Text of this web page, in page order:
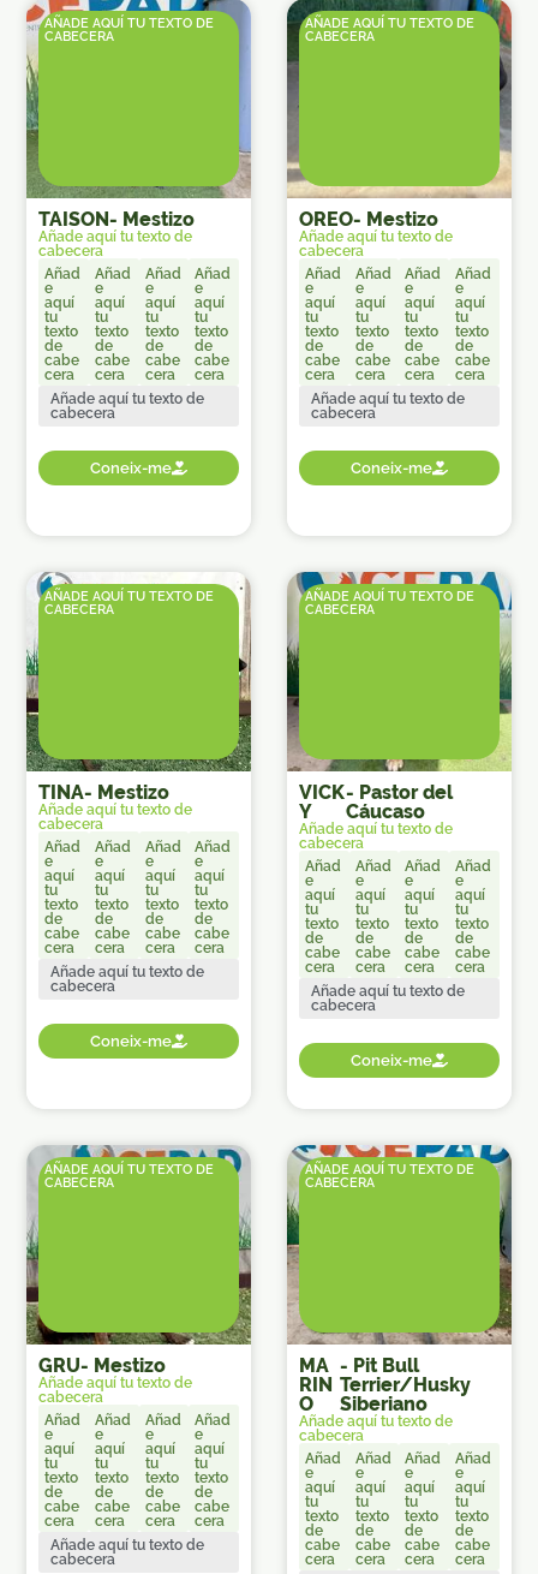
AÑADE AQUÍ TU TEXTO DE
CABECERA
TAISON- Mestizo
Añade aquí tu texto de
cabecera
Añad
e
aquí
tu
texto
de
cabe
cera
Añad
e
aquí
tu
texto
de
cabe
cera
Añad
e
aquí
tu
texto
de
cabe
cera
Añad
e
aquí
tu
texto
de
cabe
cera
Añade aquí tu texto de
cabecera
Coneix-me
AÑADE AQUÍ TU TEXTO DE
CABECERA
OREO- Mestizo
Añade aquí tu texto de
cabecera
Añad
e
aquí
tu
texto
de
cabe
cera
Añad
e
aquí
tu
texto
de
cabe
cera
Añad
e
aquí
tu
texto
de
cabe
cera
Añad
e
aquí
tu
texto
de
cabe
cera
Añade aquí tu texto de
cabecera
Coneix-me
AÑADE AQUÍ TU TEXTO DE
CABECERA
TINA- Mestizo
Añade aquí tu texto de
cabecera
Añad
e
aquí
tu
texto
de
cabe
cera
Añad
e
aquí
tu
texto
de
cabe
cera
Añad
e
aquí
tu
texto
de
cabe
cera
Añad
e
aquí
tu
texto
de
cabe
cera
Añade aquí tu texto de
cabecera
Coneix-me
AÑADE AQUÍ TU TEXTO DE
CABECERA
VICK
Y
- Pastor del
Cáucaso
Añade aquí tu texto de
cabecera
Añad
e
aquí
tu
texto
de
cabe
cera
Añad
e
aquí
tu
texto
de
cabe
cera
Añad
e
aquí
tu
texto
de
cabe
cera
Añad
e
aquí
tu
texto
de
cabe
cera
Añade aquí tu texto de
cabecera
Coneix-me
AÑADE AQUÍ TU TEXTO DE
CABECERA
GRU- Mestizo
Añade aquí tu texto de
cabecera
Añad
e
aquí
tu
texto
de
cabe
cera
Añad
e
aquí
tu
texto
de
cabe
cera
Añad
e
aquí
tu
texto
de
cabe
cera
Añad
e
aquí
tu
texto
de
cabe
cera
Añade aquí tu texto de
cabecera
AÑADE AQUÍ TU TEXTO DE
CABECERA
MA
RIN
O
- Pit Bull
Terrier/Husky
Siberiano
Añade aquí tu texto de
cabecera
Añad
e
aquí
tu
texto
de
cabe
cera
Añad
e
aquí
tu
texto
de
cabe
cera
Añad
e
aquí
tu
texto
de
cabe
cera
Añad
e
aquí
tu
texto
de
cabe
cera